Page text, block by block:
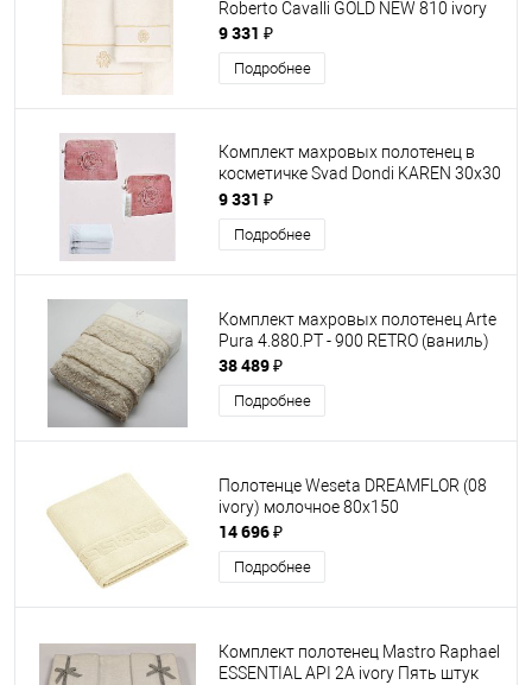
Roberto Cavalli GOLD NEW 810 ivory
9 331 ₽
Подробнее
Комплект махровых полотенец в
косметичке Svad Dondi KAREN 30х30
Молочный - коричневый
9 331 ₽
Подробнее
Комплект махровых полотенец Arte
Pura 4.880.PT - 900 RETRO (ваниль)
38 489 ₽
Подробнее
Полотенце Weseta DREAMFLOR (08
ivory) молочное 80х150
14 696 ₽
Подробнее
Комплект полотенец Mastro Raphael
ESSENTIAL API 2A ivory Пять штук